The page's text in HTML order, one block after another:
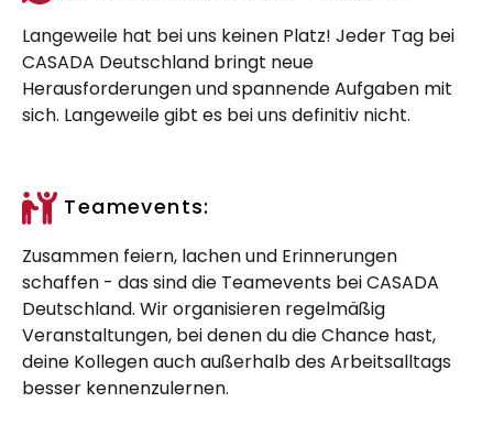
Langeweile hat bei uns keinen Platz! Jeder Tag bei
CASADA Deutschland bringt neue
Herausforderungen und spannende Aufgaben mit
sich. Langeweile gibt es bei uns definitiv nicht.
Teamevents:
Zusammen feiern, lachen und Erinnerungen
schaffen - das sind die Teamevents bei CASADA
Deutschland. Wir organisieren regelmäßig
Veranstaltungen, bei denen du die Chance hast,
deine Kollegen auch außerhalb des Arbeitsalltags
besser kennenzulernen.